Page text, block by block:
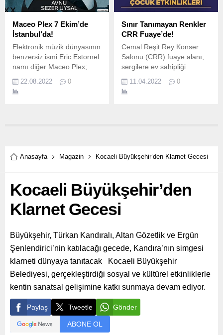
Maceo Plex 7 Ekim’de
İstanbul’da!
Elektronik müzik dünyasının
benzersiz ismi Eric Estornel
namı diğer Maceo Plex;
ve Robin Music Agency iş
birliği ile 7 Ekim'de
olduğu Ellum Audio plak
çıkmasını sağlayan Maceo
Plex’in öncesinde...
22.08.2022 0
Sınır Tanımayan Renkler
CRR Fuaye’de!
Cemal Reşit Rey Konser
Salonu (CRR) fuaye alanı,
sergilere ev sahipliği
11.04.2022 0
Anasayfa Magazin Kocaeli Büyükşehir’den Klarnet Gecesi
Kocaeli Büyükşehir’den
Klarnet Gecesi
Büyükşehir, Türkan Kandıralı, Altan Gözetlik ve Ergün
Şenlendirici’nin katılacağı gecede, Kandıra’nın simgesi
klarneti dünyaya tanıtacak Kocaeli Büyükşehir
Belediyesi, gerçekleştirdiği sosyal ve kültürel etkinliklerle
kentin sanatsal gelişimine katkı sunmaya devam ediyor.
Paylaş Tweetle Gönder
ABONE OL